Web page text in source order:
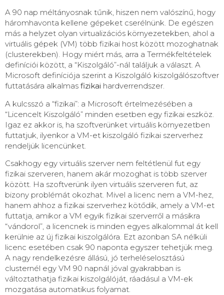
A 90 nap méltányosnak tűnik, hiszen nem valószínű, hogy
háromhavonta kellene gépeket cserélnünk. De egészen
más a helyzet olyan virtualizációs környezetekben, ahol a
virtuális gépek (VM) több fizikai host között mozoghatnak
(clusterekben). Hogy miért más, arra a Termékfeltételek
definíciói között, a “Kiszolgáló”-nál találjuk a választ. A
Microsoft definíciója szerint a Kiszolgáló kiszolgálószoftver
futtatására alkalmas fizikai hardverrendszer.
A kulcsszó a “fizikai”: a Microsoft értelmezésében a
“Licencelt Kiszolgáló” minden esetben egy fizikai eszköz.
Igaz ez akkor is, ha szoftverünket virtuális környezetben
futtatjuk, ilyenkor a VM-et kiszolgáló fizikai szerverhez
rendeljük licencünket.
Csakhogy egy virtuális szerver nem feltétlenül fut egy
fizikai szerveren, hanem akár mozoghat is több szerver
között. Ha szoftverünk ilyen virtuális szerveren fut, az
bizony problémát okozhat. Mivel a licenc nem a VM-hez,
hanem ahhoz a fizikai szerverhez kötődik, amely a VM-et
futtatja, amikor a VM egyik fizikai szerverről a másikra
“vándorol”, a licencnek is minden egyes alkalommal át kell
kerülnie az új fizikai kiszolgálóra. Ezt azonban SA nélküli
licenc esetében csak 90 naponta egyszer tehetjük meg.
A nagy rendelkezésre állású, jó terheléselosztású
clusternél egy VM 90 napnál jóval gyakrabban is
változtathatja fizikai kiszolgálóját, ráadásul a VM-ek
mozgatása automatikus folyamat.